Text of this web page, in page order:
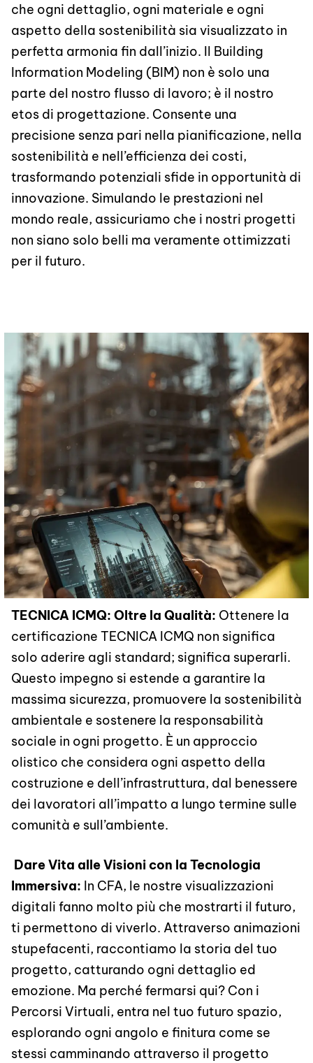
che ogni dettaglio, ogni materiale e ogni
aspetto della sostenibilità sia visualizzato in
perfetta armonia fin dall’inizio. Il Building
Information Modeling (BIM) non è solo una
parte del nostro flusso di lavoro; è il nostro
etos di progettazione. Consente una
precisione senza pari nella pianificazione, nella
sostenibilità e nell’efficienza dei costi,
trasformando potenziali sfide in opportunità di
innovazione. Simulando le prestazioni nel
mondo reale, assicuriamo che i nostri progetti
non siano solo belli ma veramente ottimizzati
per il futuro.
TECNICA ICMQ: Oltre la Qualità: Ottenere la
certificazione TECNICA ICMQ non significa
solo aderire agli standard; significa superarli.
Questo impegno si estende a garantire la
massima sicurezza, promuovere la sostenibilità
ambientale e sostenere la responsabilità
sociale in ogni progetto. È un approccio
olistico che considera ogni aspetto della
costruzione e dell’infrastruttura, dal benessere
dei lavoratori all’impatto a lungo termine sulle
comunità e sull’ambiente.
Dare Vita alle Visioni con la Tecnologia
Immersiva: In CFA, le nostre visualizzazioni
digitali fanno molto più che mostrarti il futuro,
ti permettono di viverlo. Attraverso animazioni
stupefacenti, raccontiamo la storia del tuo
progetto, catturando ogni dettaglio ed
emozione. Ma perché fermarsi qui? Con i
Percorsi Virtuali, entra nel tuo futuro spazio,
esplorando ogni angolo e finitura come se
stessi camminando attraverso il progetto